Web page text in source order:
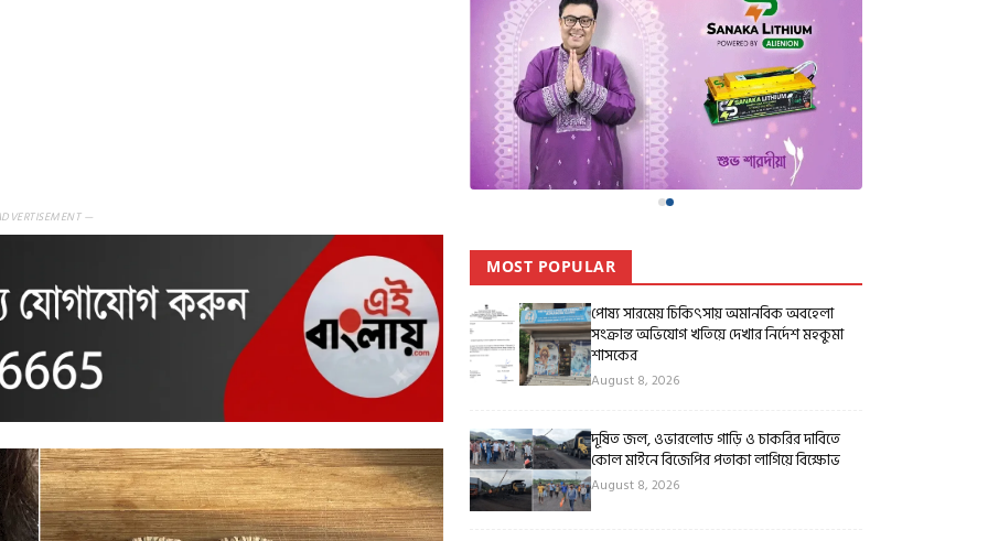
—
MOST POPULAR
পোষ্য সারমেয় চিকিৎসায় অমানবিক অবহেলা
সংক্রান্ত অভিযোগ খতিয়ে দেখার নির্দেশ মহকুমা
শাসকের
August 8, 2026
দূষিত জল, ওভারলোড গাড়ি ও চাকরির দাবিতে
কোল মাইনে বিজেপির পতাকা লাগিয়ে বিক্ষোভ
August 8, 2026